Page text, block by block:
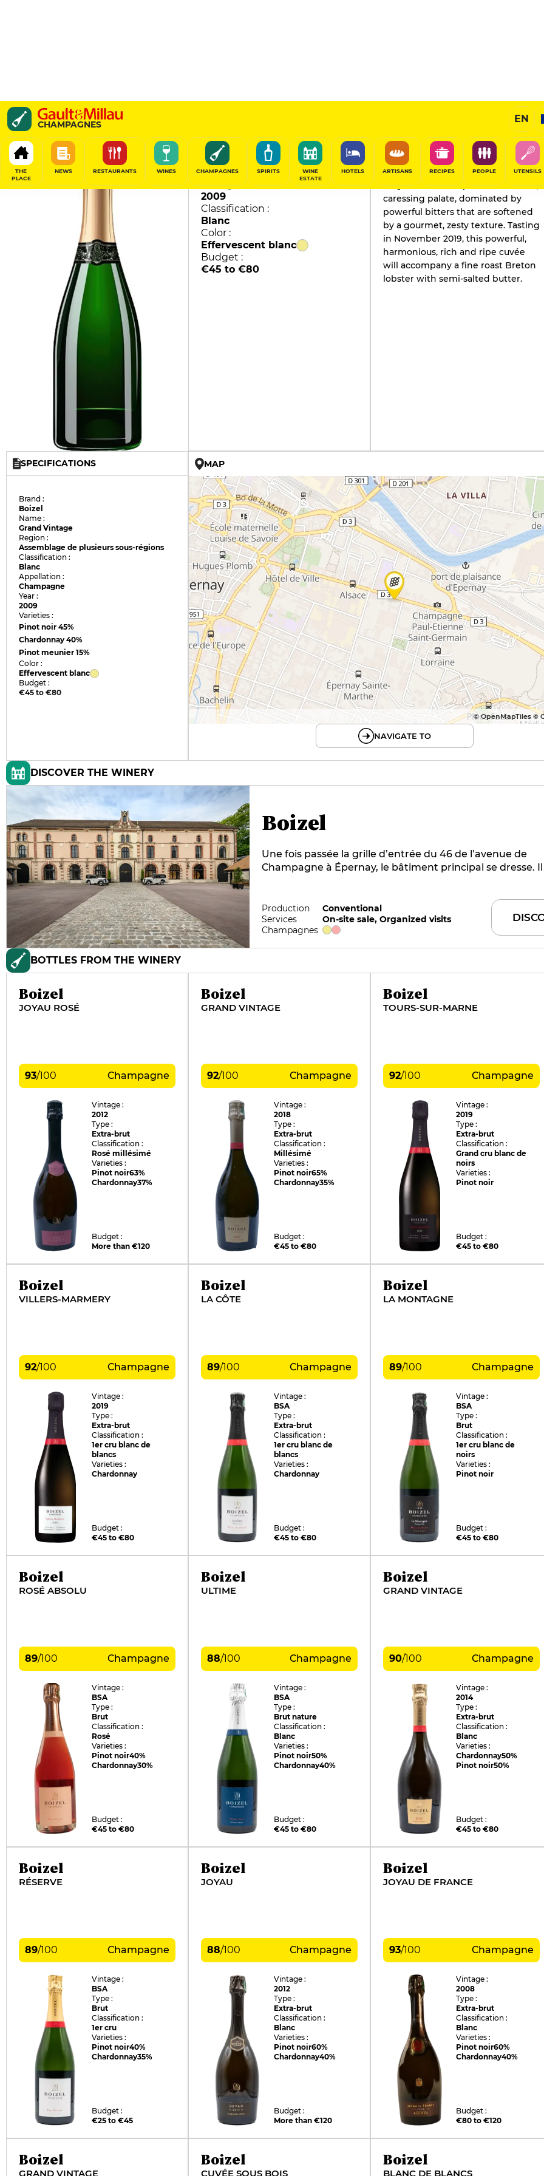
CHAMPAGNES
EN
THE
PLACE
NEWS RESTAURANTS WINES CHAMPAGNES SPIRITS
WINE
ESTATE
HOTELS ARTISANS RECIPES PEOPLE UTENSILS
Grand Vintage
Boizel
92/100
Champagne
Vintage :
2009
Classification :
Blanc
Color :
Effervescent blanc
Budget :
€45 to €80
GAULT&MILLAU'S REVIEW
2021
Very fine bubbles precede a subtle,
caressing palate, dominated by
powerful bitters that are softened
by a gourmet, zesty texture. Tasting
in November 2019, this powerful,
harmonious, rich and ripe cuvée
will accompany a fine roast Breton
lobster with semi-salted butter.
SPECIFICATIONS
Brand :
Boizel
Name :
Grand Vintage
Region :
Assemblage de plusieurs sous-régions
Classification :
Blanc
Appellation :
Champagne
Year :
2009
Varieties :
Pinot noir45%
Chardonnay40%
Pinot meunier15%
Color :
Effervescent blanc
Budget :
€45 to €80
MAP
© OpenMapTiles ©
NAVIGATE TO
DISCOVER THE WINERY
Boizel
Une fois passée la grille d’entrée du 46 de l’avenue de
Champagne à Épernay, le bâtiment principal se dresse.
des meilleurs crus historiques de la Champagne, dont la
Blancs et Avize, d’où est originaire la famille. Florent et
Lionel travaillent main dans la main avec leurs
vignerons. La maison accueille les épicuriens du monde
Production
Conventional
Services
On-site sale, Organized visits
Champagnes
BOTTLES FROM THE WINERY
Boizel
JOYAU ROSÉ
93/100 Champagne
Vintage :
2012
Type :
Extra-brut
Classification :
Rosé millésimé
Varieties :
Pinot noir63%
Chardonnay37%
Budget :
More than €120
Boizel
GRAND VINTAGE
92/100 Champagne
Vintage :
2018
Type :
Extra-brut
Classification :
Millésimé
Varieties :
Pinot noir65%
Chardonnay35%
Budget :
€45 to €80
Boizel
TOURS-SUR-MARNE
92/100 Champagne
Vintage :
2019
Type :
Extra-brut
Classification :
Grand cru blanc de
noirs
Varieties :
Pinot noir
Budget :
€45 to €80
Boizel
VILLERS-MARMERY
92/100 Champagne
Vintage :
2019
Type :
Extra-brut
Classification :
1er cru blanc de
blancs
Varieties :
Chardonnay
Budget :
€45 to €80
Boizel
LA CÔTE
89/100 Champagne
Vintage :
BSA
Type :
Extra-brut
Classification :
1er cru blanc de
blancs
Varieties :
Chardonnay
Budget :
€45 to €80
Boizel
LA MONTAGNE
89/100 Champagne
Vintage :
BSA
Type :
Brut
Classification :
1er cru blanc de
noirs
Varieties :
Pinot noir
Budget :
€45 to €80
Boizel
ROSÉ ABSOLU
89/100 Champagne
Vintage :
BSA
Type :
Brut
Classification :
Rosé
Varieties :
Pinot noir40%
Chardonnay30%
Budget :
€45 to €80
Boizel
ULTIME
88/100 Champagne
Vintage :
BSA
Type :
Brut nature
Classification :
Blanc
Varieties :
Pinot noir50%
Chardonnay40%
Budget :
€45 to €80
Boizel
GRAND VINTAGE
90/100 Champagne
Vintage :
2014
Type :
Extra-brut
Classification :
Blanc
Varieties :
Chardonnay50%
Pinot noir50%
Budget :
€45 to €80
Boizel
RÉSERVE
89/100 Champagne
Vintage :
BSA
Type :
Brut
Classification :
1er cru
Varieties :
Pinot noir40%
Chardonnay35%
Budget :
€25 to €45
Boizel
JOYAU
88/100 Champagne
Vintage :
2012
Type :
Extra-brut
Classification :
Blanc
Varieties :
Pinot noir60%
Chardonnay40%
Budget :
More than €120
Boizel
JOYAU DE FRANCE
93/100 Champagne
Vintage :
2008
Type :
Extra-brut
Classification :
Blanc
Varieties :
Pinot noir60%
Chardonnay40%
Budget :
€80 to €120
Boizel
GRAND VINTAGE
Boizel
CUVÉE SOUS BOIS
Boizel
BLANC DE BLANCS